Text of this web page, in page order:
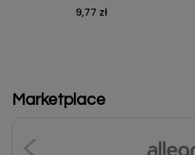
Cena
9,77 zł
Marketplace